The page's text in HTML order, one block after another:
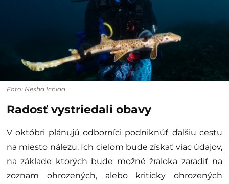
Foto: Nesha Ichida
Radosť vystriedali obavy
V októbri plánujú odborníci podniknúť ďalšiu cestu
na miesto nálezu. Ich cieľom bude získať viac údajov,
na základe ktorých bude možné žraloka zaradiť na
zoznam ohrozených, alebo kriticky ohrozených